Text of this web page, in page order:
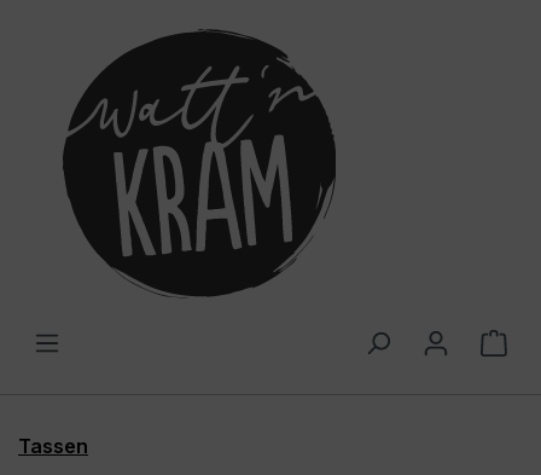
Tassen